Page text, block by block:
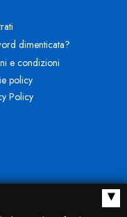
dimenticata?
e condizioni
policy
Policy
▴